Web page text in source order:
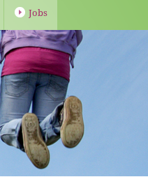
Jobs